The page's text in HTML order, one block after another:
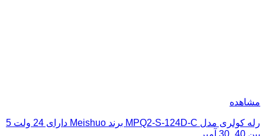
مشاهده
رله کولری مدل MPQ2-S-124D-C برند Meishuo دارای 24 ولت 5
پین 40_30 آمپر